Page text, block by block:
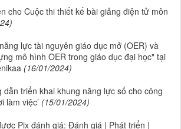
cho Cuộc thi thiết kế bài giảng điện tử môn
lực tài nguyên giáo dục mở (OER) và
mô hình OER trong giáo dục đại học" tại
(16/01/2024)
dẫn triển khai khung năng lực số cho công
làm việc’ (15/01/2024)
Pix đánh giá: Đánh giá | Phát triển |